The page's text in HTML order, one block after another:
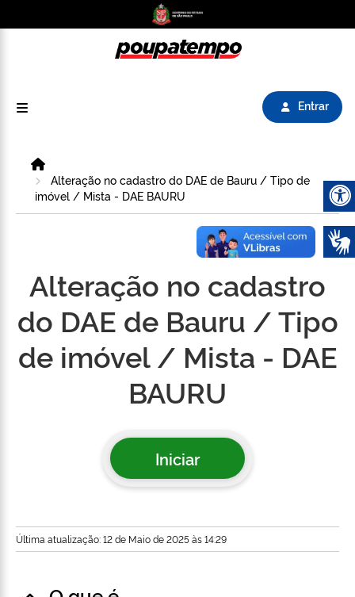
Entrar
Alteração no cadastro do DAE de Bauru / Tipo de
imóvel / Mista - DAE BAURU
Alteração no cadastro
do DAE de Bauru / Tipo
de imóvel / Mista - DAE
BAURU
Iniciar
Última atualização: 12 de Maio de 2025 às 14:29